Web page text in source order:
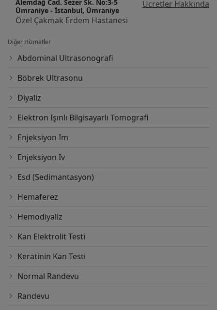
Alemdağ Cad. Sezer Sk. No:3-5
Ümraniye - İstanbul, Ümraniye
Ücretler Hakkında
Özel Çakmak Erdem Hastanesi
Diğer Hizmetler
Abdominal Ultrasonografi
Böbrek Ultrasonu
Diyaliz
Elektron Işınlı Bilgisayarlı Tomografi
Enjeksiyon Im
Enjeksiyon Iv
Esd (Sedimantasyon)
Hemaferez
Hemodiyaliz
Kan Elektrolit Testi
Keratinin Kan Testi
Normal Randevu
Randevu